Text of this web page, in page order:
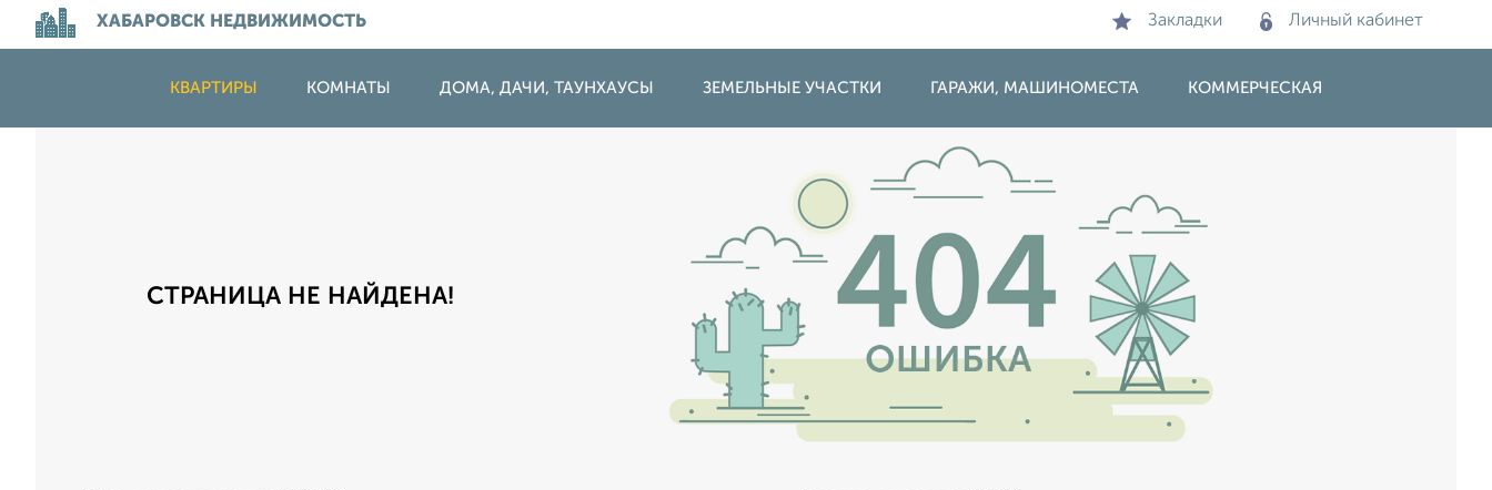
ХАБАРОВСК НЕДВИЖИМОСТЬ Закладки Личный кабинет
КВАРТИРЫ КОМНАТЫ ДОМА, ДАЧИ, ТАУНХАУСЫ ЗЕМЕЛЬНЫЕ УЧАСТКИ ГАРАЖИ, МАШИНОМЕСТА КОММЕРЧЕСКАЯ
СТРАНИЦА НЕ НАЙДЕНА!